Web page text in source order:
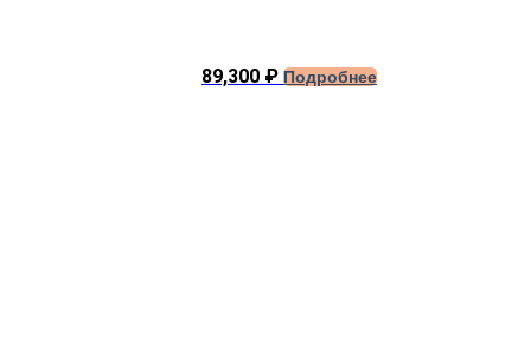
89,300 ₽ Подробнее